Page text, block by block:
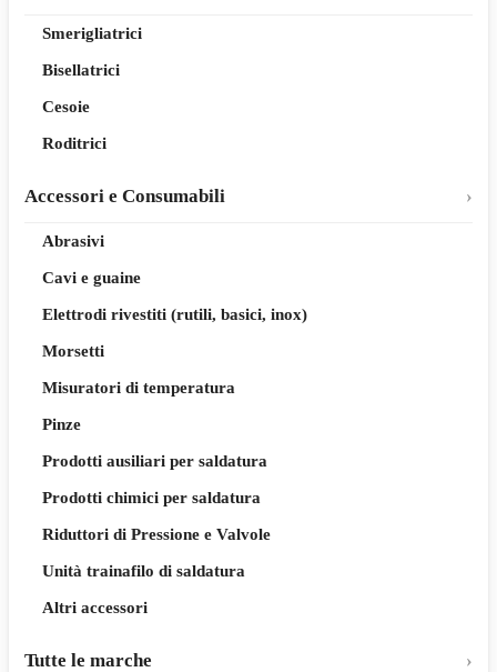
Smerigliatrici
Bisellatrici
Cesoie
Roditrici
Accessori e Consumabili
Abrasivi
Cavi e guaine
Elettrodi rivestiti (rutili, basici, inox)
Morsetti
Misuratori di temperatura
Pinze
Prodotti ausiliari per saldatura
Prodotti chimici per saldatura
Riduttori di Pressione e Valvole
Unità trainafilo di saldatura
Altri accessori
Tutte le marche